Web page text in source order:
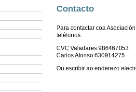
Contacto
Para contactar coa
teléfonos:
CVC Valadares:986467053
Carlos Alonso:630914275
Ou escribir ao enderezo